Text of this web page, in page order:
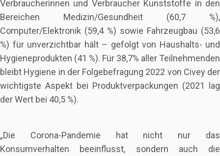
Verbraucherinnen und Verbraucher Kunststoffe in den
Bereichen Medizin/Gesundheit (60,7 %),
Computer/Elektronik (59,4 %) sowie Fahrzeugbau (53,6
%) für unverzichtbar hält – gefolgt von Haushalts- und
Hygieneprodukten (41 %). Für 38,7% aller Teilnehmenden
bleibt Hygiene in der Folgebefragung 2022 von Civey der
wichtigste Aspekt bei Produktverpackungen (2021 lag
der Wert bei 40,5 %).
„Die Corona-Pandemie hat nicht nur das
Konsumverhalten beeinflusst, sondern auch die